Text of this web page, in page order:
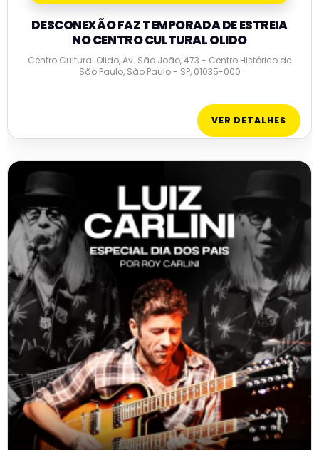
DESCONEXÃO FAZ TEMPORADA DE ESTREIA
NO CENTRO CULTURAL OLIDO
Centro Cultural Olido, Av. São João, 473 - Centro Histórico de
São Paulo, São Paulo - SP, 01035-000
VER DETALHES